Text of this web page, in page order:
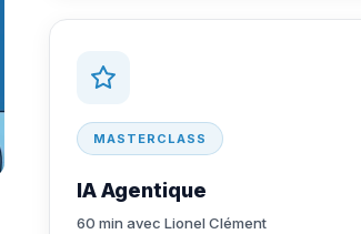
MASTERCLASS
IA Agentique
60 min avec Lionel Clément